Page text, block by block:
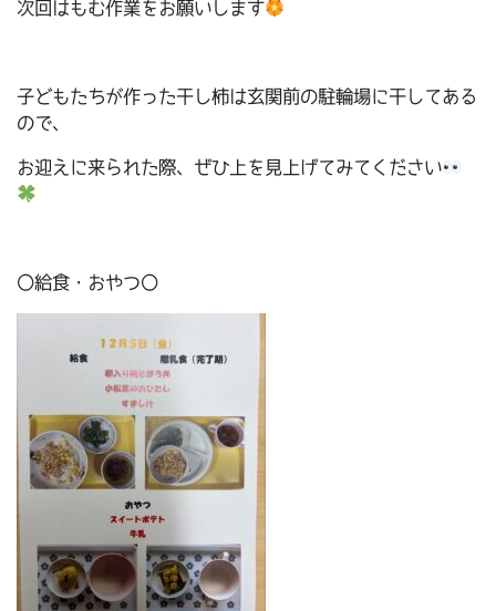
次回はもむ作業をお願いします
子どもたちが作った干し柿は玄関前の駐輪場に干してある
ので、
お迎えに来られた際、ぜひ上を見上げてみてください
〇給食・おやつ〇